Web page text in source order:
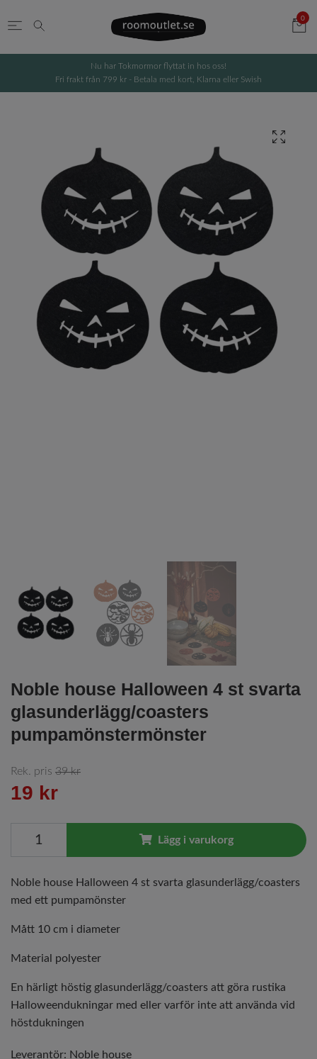
0
Nu har Tokmormor flyttat in hos oss!
Fri frakt från 799 kr - Betala med kort, Klarna eller Swish
Noble house Halloween 4 st svarta
glasunderlägg/coasters
pumpamönstermönster
Rek. pris 39 kr
19 kr
Lägg i varukorg
Noble house Halloween 4 st svarta glasunderlägg/coasters
med ett pumpamönster
Mått 10 cm i diameter
Material polyester
En härligt höstig glasunderlägg/coasters att göra rustika
Halloweendukningar med eller varför inte att använda vid
höstdukningen
Leverantör: Noble house